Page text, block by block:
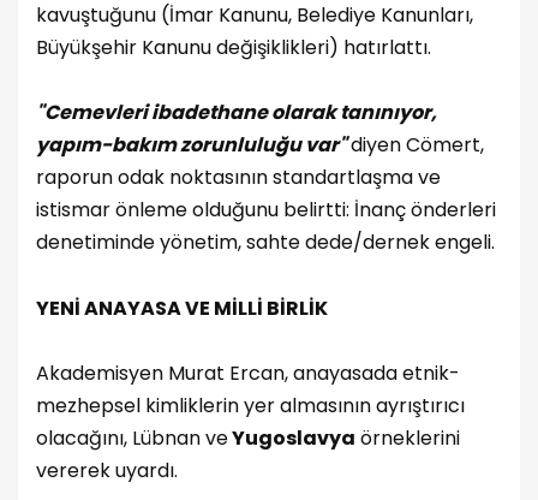
kavuştuğunu (İmar Kanunu, Belediye Kanunları,
Büyükşehir Kanunu değişiklikleri) hatırlattı.
"Cemevleri ibadethane olarak tanınıyor,
yapım-bakım zorunluluğu var"diyen Cömert,
raporun odak noktasının standartlaşma ve
istismar önleme olduğunu belirtti: İnanç önderleri
denetiminde yönetim, sahte dede/dernek engeli.
YENİ ANAYASA VE MİLLİ BİRLİK
Akademisyen Murat Ercan, anayasada etnik-
mezhepsel kimliklerin yer almasının ayrıştırıcı
olacağını, Lübnan veYugoslavya örneklerini
vererek uyardı.